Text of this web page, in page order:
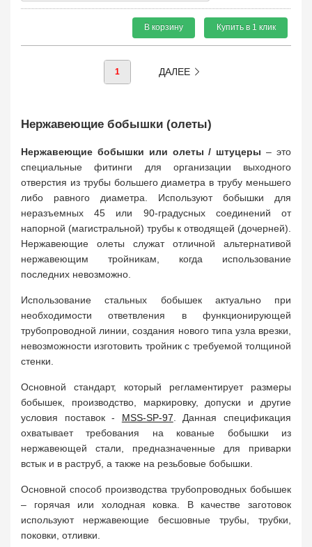
В корзину Купить в 1 клик
1 ДАЛЕЕ
Нержавеющие бобышки (олеты)
Нержавеющие бобышки или олеты / штуцеры– это
специальные фитинги для организации выходного
отверстия из трубы большего диаметра в трубу меньшего
либо равного диаметра. Используют бобышки для
неразъемных 45 или 90-градусных соединений от
напорной (магистральной) трубы к отводящей (дочерней).
Нержавеющие олеты служат отличной альтернативой
нержавеющим тройникам, когда использование
последних невозможно.
Использование стальных бобышек актуально при
необходимости ответвления в функционирующей
трубопроводной линии, создания нового типа узла врезки,
невозможности изготовить тройник с требуемой толщиной
стенки.
Основной стандарт, который регламентирует размеры
бобышек, производство, маркировку, допуски и другие
условия поставок - MSS-SP-97 . Данная спецификация
охватывает требования на кованые бобышки из
нержавеющей стали, предназначенные для приварки
встык и в раструб, а также на резьбовые бобышки.
Основной способ производства трубопроводных бобышек
– горячая или холодная ковка. В качестве заготовок
используют нержавеющие бесшовные трубы, трубки,
поковки, отливки.